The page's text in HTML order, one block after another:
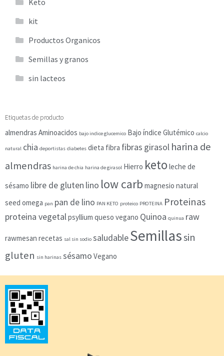
Keto
kit
Productos Organicos
Semillas y granos
sin lacteos
Etiquetas de producto
almendras Aminoacidos bajo indice glucemico Bajo índice Glutémico calcio
natural chia deportistas diabetes dieta fibra fibras girasol harina de
almendras harina de chia harina de girasol Hierro keto leche de
sésamo libre de gluten lino low carb magnesio natural
seed omega pan pan de lino PAN KETO proteico PROTEINA Proteinas
proteina vegetalpsyllium queso vegano Quinoa quinua raw
rawmesan recetas sal sin sodio saludableSemillassin
gluten sin harinas sésamo Vegano